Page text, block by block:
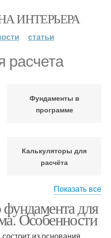
ИНТЕРЬЕРА
статьи
расчета
Фундаменты в
программе
Калькуляторы для
расчёта
Простые программы
Показать все
фундамента для
Особенности